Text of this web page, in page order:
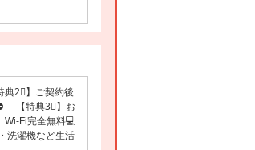
2⃣】ご契約後
【特典3⃣】お
Fi完全無料💻
洗濯機など生活